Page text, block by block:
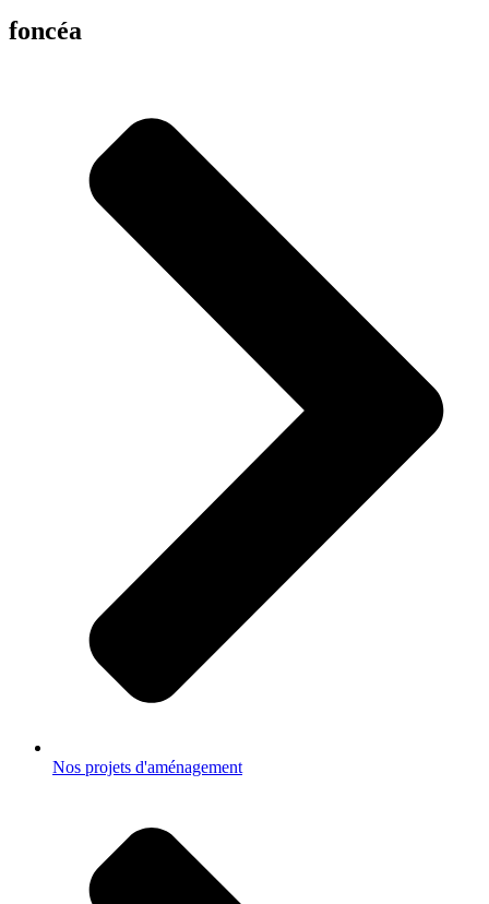
foncéa
Nos projets d'aménagement